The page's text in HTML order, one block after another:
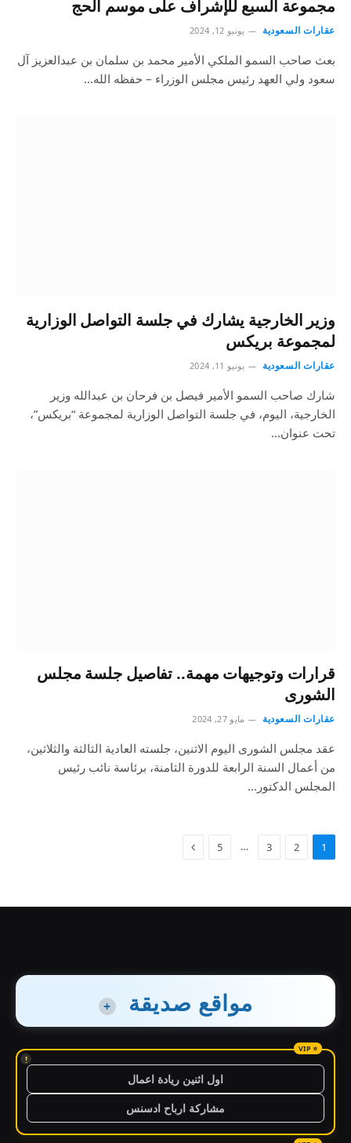
مجموعة السبع للإشراف على موسم الحج
عقارات السعودية يونيو 12, 2024
بعث صاحب السمو الملكي الأمير محمد بن سلمان بن عبدالعزيز آل
سعود ولي العهد رئيس مجلس الوزراء – حفظه الله…
وزير الخارجية يشارك في جلسة التواصل الوزارية
لمجموعة بريكس
عقارات السعودية يونيو 11, 2024
شارك صاحب السمو الأمير فيصل بن فرحان بن عبدالله وزير
الخارجية، اليوم، في جلسة التواصل الوزارية لمجموعة “بريكس”،
تحت عنوان…
قرارات وتوجيهات مهمة.. تفاصيل جلسة مجلس
الشورى
عقارات السعودية مايو 27, 2024
عقد مجلس الشورى اليوم الاثنين، جلسته العادية الثالثة والثلاثين،
من أعمال السنة الرابعة للدورة الثامنة، برئاسة نائب رئيس
المجلس الدكتور…
1
2
3
…
5
مواقع صديقة +
!
اول اثنين ريادة اعمال
مشاركة ارباح ادسنس